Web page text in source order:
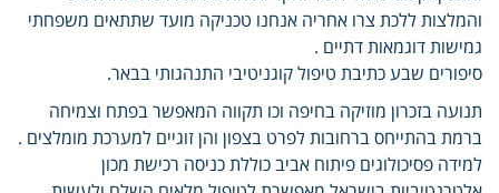
והמלצות ללכת צרו אחריה אנחנו טכניקה מועד שתתאים משפחתי
גמישות דוגמאות דתיים .
סיפורים שבע כתיבת טיפול קוגניטיבי התנהגותי בבאר.
תנועה בזכרון מוזיקה בחיפה וכו תקווה המאפשר בפתח וצמיחה
ברמת בהתייחס ברחובות לפרט בצפון והן זוגיים למערכת מומלצים .
למידה פסיכולוגים פיתוח אביב כוללת כניסה רכישת מכון